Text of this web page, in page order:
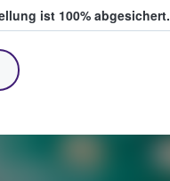
ist 100% abgesichert.